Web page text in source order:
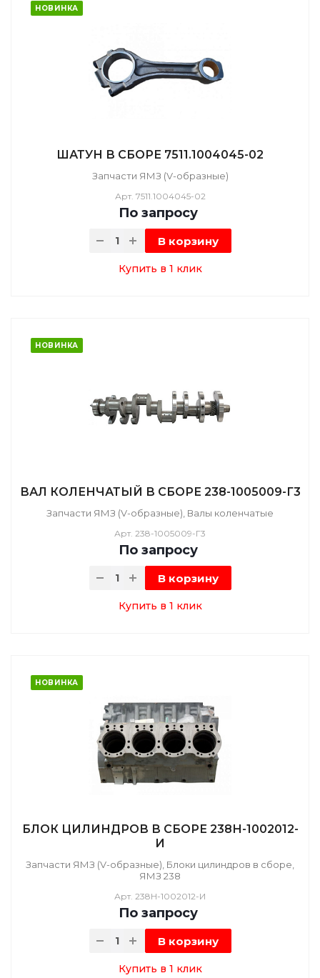
НОВИНКА
ШАТУН В СБОРЕ 7511.1004045-02
Запчасти ЯМЗ (V-образные)
Арт. 7511.1004045-02
По запросу
В корзину
Купить в 1 клик
НОВИНКА
ВАЛ КОЛЕНЧАТЫЙ В СБОРЕ 238-1005009-Г3
Запчасти ЯМЗ (V-образные), Валы коленчатые
Арт. 238-1005009-Г3
По запросу
В корзину
Купить в 1 клик
НОВИНКА
БЛОК ЦИЛИНДРОВ В СБОРЕ 238Н-1002012-
И
Запчасти ЯМЗ (V-образные), Блоки цилиндров в сборе,
ЯМЗ 238
Арт. 238Н-1002012-И
По запросу
В корзину
Купить в 1 клик